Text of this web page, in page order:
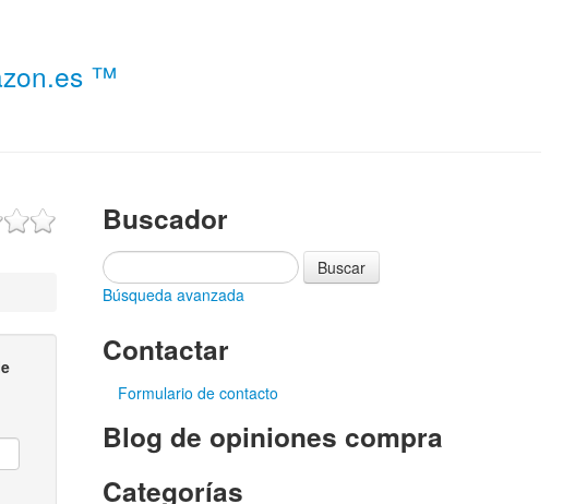
™
Buscador
Búsqueda avanzada
Contactar
Formulario de contacto
Blog de opiniones compra
Categorías